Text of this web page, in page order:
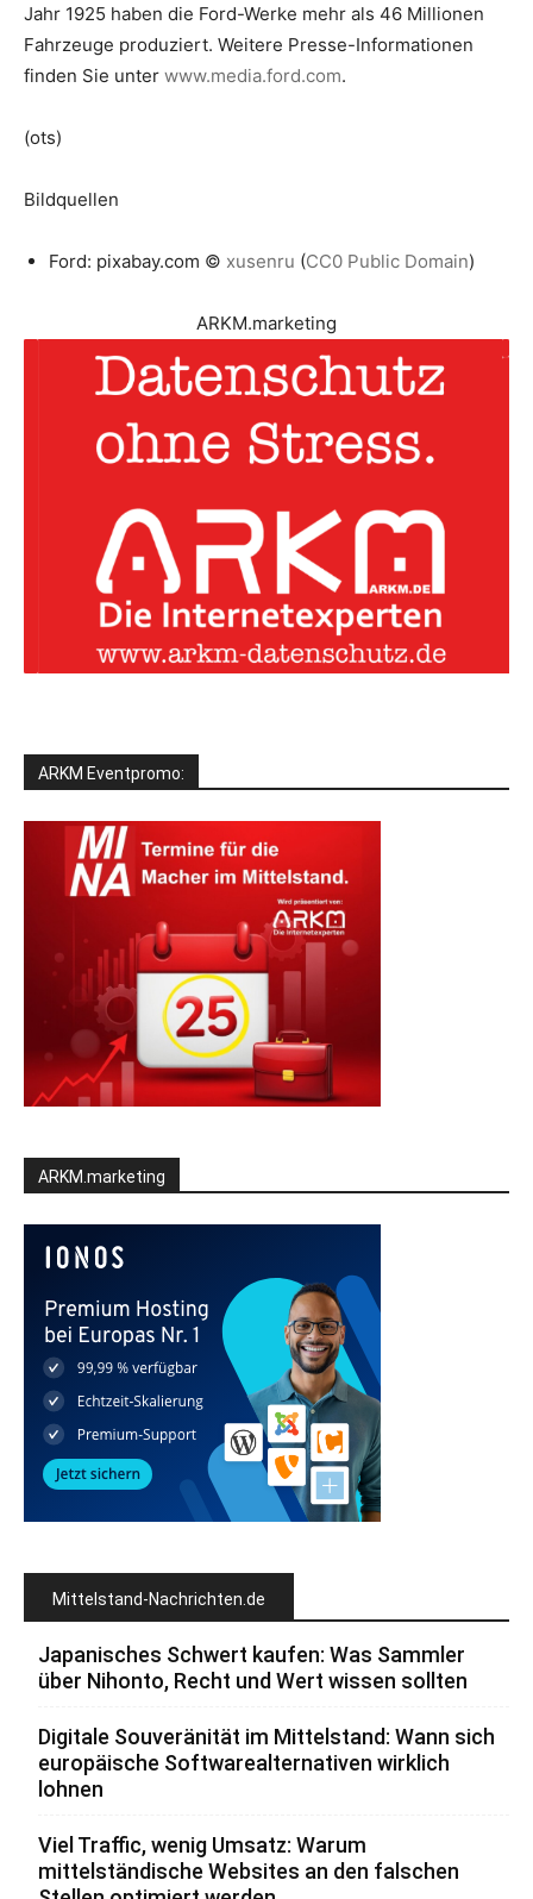
Jahr 1925 haben die Ford-Werke mehr als 46 Millionen
Fahrzeuge produziert. Weitere Presse-Informationen
finden Sie unter www.media.ford.com.
(ots)
Bildquellen
Ford: pixabay.com © xusenru (CC0 Public Domain)
ARKM.marketing
ARKM Eventpromo:
ARKM.marketing
Mittelstand-Nachrichten.de
Japanisches Schwert kaufen: Was Sammler
über Nihonto, Recht und Wert wissen sollten
Digitale Souveränität im Mittelstand: Wann sich
europäische Softwarealternativen wirklich
lohnen
Viel Traffic, wenig Umsatz: Warum
mittelständische Websites an den falschen